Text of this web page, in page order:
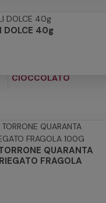
DOLCE 40g
CIOCCOLATO
QUARANTA
FRAGOLA